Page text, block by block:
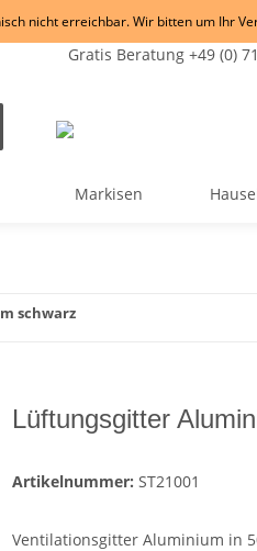
nicht erreichbar. Wir bitten um Ihr
Gratis Beratung +49 (0)
Markisen
schwarz
Lüftungsgitter
Artikelnummer: ST21001
Ventilationsgitter Aluminium in